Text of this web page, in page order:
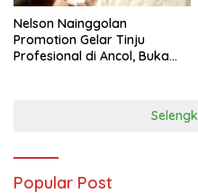
Nelson Nainggolan
Promotion Gelar Tinju
Profesional di Ancol, Buka
Popular Post